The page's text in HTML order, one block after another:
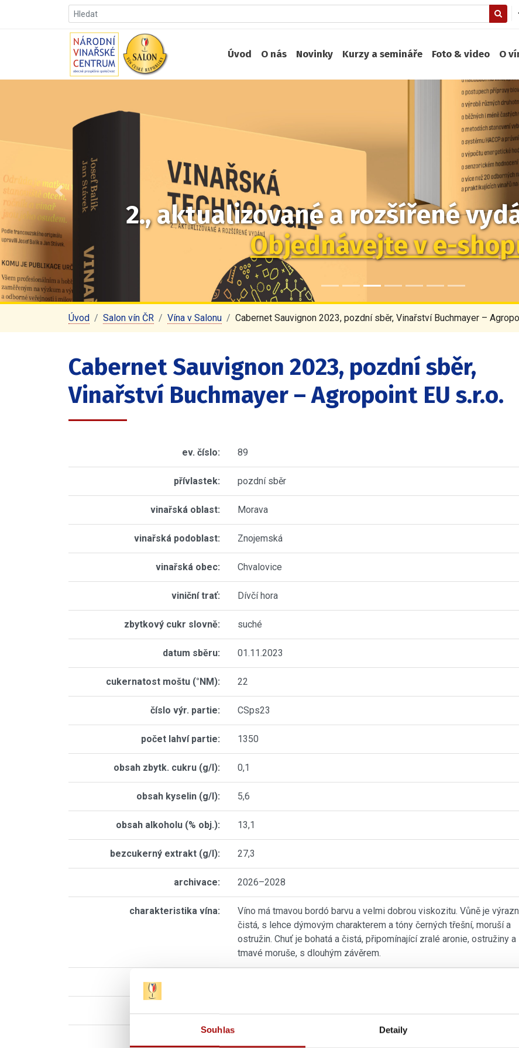
Souhlas Detaily
Úvod O nás Novinky Kurzy a semináře Foto & video O
2., aktualizované a rozšířené
Objednávejte v e-
Předchozí
Úvod Salon vín ČR Vína v Salonu Cabernet Sauvignon 2023, pozdní sběr, Vinařství Buchmayer –
Cabernet Sauvignon 2023, pozdní sběr,
Vinařství Buchmayer – Agropoint EU s.r.o.
ev. číslo: 89
přívlastek: pozdní sběr
vinařská oblast: Morava
vinařská podoblast: Znojemská
vinařská obec: Chvalovice
viniční trať: Dívčí hora
zbytkový cukr slovně: suché
datum sběru: 01.11.2023
cukernatost moštu (°NM): 22
číslo výr. partie: CSps23
počet lahví partie: 1350
obsah zbytk. cukru (g/l): 0,1
obsah kyselin (g/l): 5,6
obsah alkoholu (% obj.): 13,1
bezcukerný extrakt (g/l): 27,3
archivace: 2026–2028
charakteristika vína:
Víno má tmavou bordó barvu a velmi dobrou viskozitu. Vůně je
čistá, s lehce dýmovým charakterem a tóny černých třešní, moruší a
ostružin. Chuť je bohatá a čistá, připomínající zralé aronie, ostružiny a
tmavé moruše, s dlouhým závěrem.